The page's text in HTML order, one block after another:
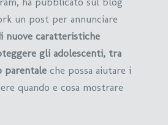
un post per annunciare
nuove caratteristiche
gli adolescenti, tra
parentale che possa aiutare i
quando e cosa mostrare